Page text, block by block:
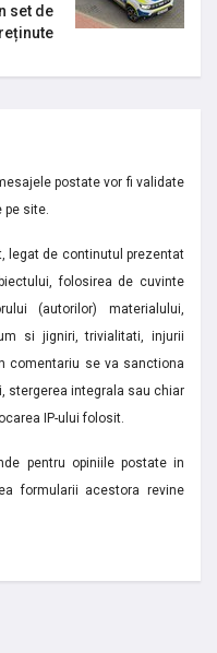
set de
postate vor fi validate
pe site.
legat de continutul prezentat
folosirea de cuvinte
(autorilor) materialului,
si jigniri, trivialitati, injurii
comentariu se va sanctiona
stergerea integrala sau chiar
IP-ului folosit.
pentru opiniile postate in
formularii acestora revine